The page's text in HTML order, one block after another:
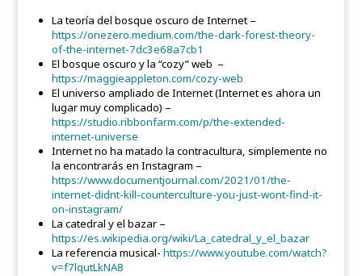
La teoría del bosque oscuro de Internet –
https://onezero.medium.com/the-dark-forest-theory-
of-the-internet-7dc3e68a7cb1
El bosque oscuro y la “cozy” web –
https://maggieappleton.com/cozy-web
El universo ampliado de Internet (Internet es ahora un
lugar muy complicado) –
https://studio.ribbonfarm.com/p/the-extended-
internet-universe
Internet no ha matado la contracultura, simplemente no
la encontrarás en Instagram –
https://www.documentjournal.com/2021/01/the-
internet-didnt-kill-counterculture-you-just-wont-find-it-
on-instagram/
La catedral y el bazar –
https://es.wikipedia.org/wiki/La_catedral_y_el_bazar
La referencia musical- https://www.youtube.com/watch?
v=f7lqutLkNA8